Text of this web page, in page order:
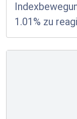
1.01% zu